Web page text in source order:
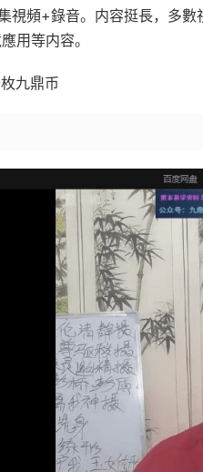
頻+錄音。内容挺長，多數
用等内容。
九鼎币